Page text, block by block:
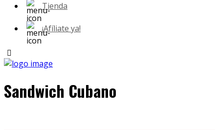
Tienda
¡Afíliate ya!
Sandwich Cubano